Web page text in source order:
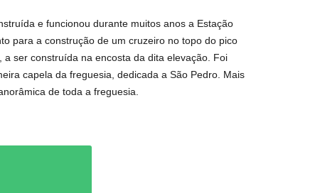
e funcionou durante muitos anos a Estação
para a construção de um cruzeiro no topo do pico
ser construída na encosta da dita elevação. Foi
capela da freguesia, dedicada a São Pedro. Mais
de toda a freguesia.